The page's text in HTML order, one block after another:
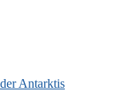
Antarktis